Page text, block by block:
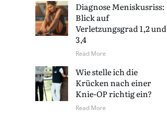
Diagnose Meniskusriss:
Blick auf
Verletzungsgrad 1,2 und
3,4
Read More
Wie stelle ich die
Krücken nach einer
Knie-OP richtig ein?
Read More